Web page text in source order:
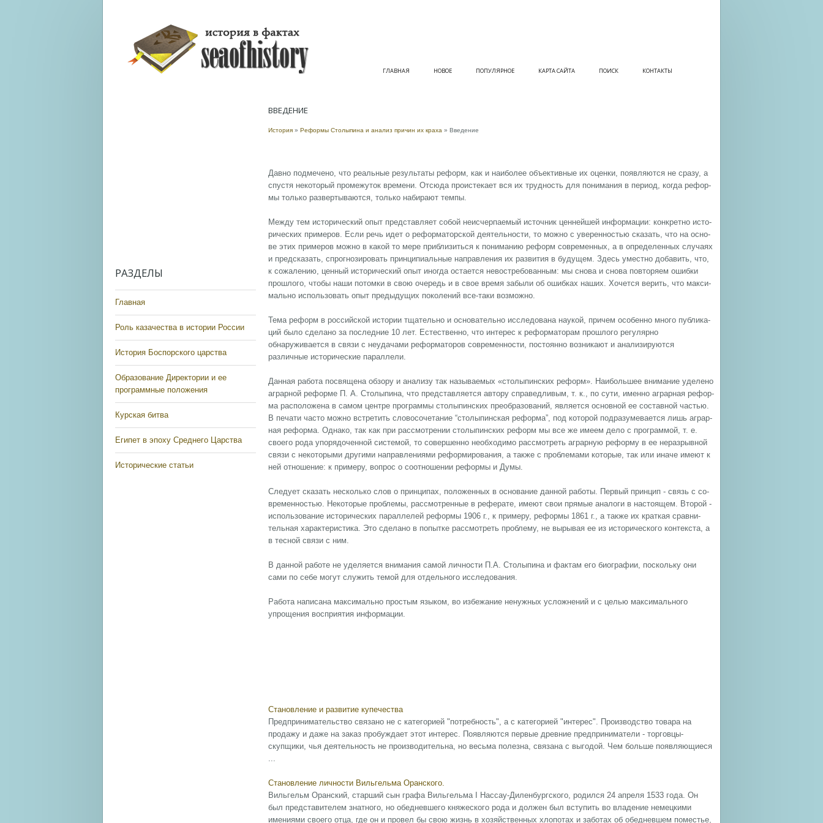
ГЛАВНАЯ НОВОЕ ПОПУЛЯРНОЕ КАРТА САЙТА ПОИСК КОНТАКТЫ
РАЗДЕЛЫ
Главная
Роль казачества в истории России
История Боспорского царства
Образование Директории и ее
программные положения
Курская битва
Египет в эпоху Среднего Царства
Исторические статьи
ВВЕ­ДЕ­НИЕ
История » Реформы Столыпина и анализ причин их краха » Вве­де­ние
Дав­но под­ме­че­но, что ре­аль­ные ре­зуль­та­ты ре­форм, как и наи­бо­лее объ­ек­тив­ные их оцен­ки, по­яв­ля­ют­ся не сра­зу, а
спус­тя не­ко­то­рый про­ме­жу­ток вре­ме­ни. От­сю­да про­ис­те­ка­ет вся их труд­ность для по­ни­ма­ния в пе­ри­од, ко­гда ре­фор­
мы толь­ко раз­вер­ты­ва­ют­ся, толь­ко на­би­ра­ют тем­пы.
Ме­ж­ду тем ис­то­ри­че­ский опыт пред­став­ля­ет со­бой не­ис­чер­пае­мый ис­точ­ник цен­ней­шей ин­фор­ма­ции: кон­крет­но ис­то­
ри­че­ских при­ме­ров. Ес­ли речь идет о ре­фор­ма­тор­ской дея­тель­но­сти, то мож­но с уве­рен­но­стью ска­зать, что на ос­но­
ве этих при­ме­ров мож­но в ка­кой то ме­ре при­бли­зить­ся к по­ни­ма­нию ре­форм со­вре­мен­ных, а в оп­ре­де­лен­ных слу­ча­ях
и пред­ска­зать, спрог­но­зи­ро­вать прин­ци­пи­аль­ные на­прав­ле­ния их раз­ви­тия в бу­ду­щем. Здесь уме­ст­но до­ба­вить, что,
к со­жа­ле­нию, цен­ный ис­то­ри­че­ский опыт ино­гда ос­та­ет­ся не­вос­тре­бо­ван­ным: мы сно­ва и сно­ва по­вто­ря­ем ошиб­ки
про­шло­го, что­бы на­ши по­том­ки в свою оче­редь и в свое вре­мя за­бы­ли об ошиб­ках на­ших. Хо­чет­ся ве­рить, что мак­си­
маль­но ис­поль­зо­вать опыт пре­ды­ду­щих по­ко­ле­ний все-та­ки воз­мож­но.
Те­ма реформ в российской истории тщательно и основательно ис­сле­до­ва­на нау­кой, при­чем осо­бен­но мно­го пуб­ли­ка­
ций бы­ло сде­ла­но за по­след­ние 10 лет. Естественно, что ин­те­рес к ре­фор­ма­то­рам про­шло­го регулярно
обнаруживается в свя­зи с не­уда­ча­ми ре­фор­ма­то­ров со­вре­мен­но­сти, постоянно возникают и анализируются
различные исторические параллели.
Данная работа посвящена обзору и анализу так называемых «столыпинских реформ». Наибольшее внимание уделено
аграрной реформе П. А. Сто­лы­пи­на, что представляется автору справедливым, т. к., по сути, имен­но аг­рар­ная ре­фор­
ма рас­по­ло­же­на в са­мом цен­тре про­грам­мы сто­лы­пин­ских пре­об­ра­зо­ва­ний, яв­ля­ет­ся ос­нов­ной ее со­став­ной ча­стью.
В пе­ча­ти час­то мож­но встре­тить сло­во­со­че­та­ние “сто­лы­пин­ская ре­фор­ма”, под ко­то­рой подразумевается лишь аг­рар­
ная ре­фор­ма. Однако, так как при рассмотрении столыпинских реформ мы все же име­ем де­ло с про­грам­мой, т. е.
сво­его ро­да упо­ря­до­чен­ной сис­те­мой, то со­вер­шен­но не­об­хо­ди­мо рас­смот­реть аг­рар­ную ре­фор­му в ее не­раз­рыв­ной
свя­зи с не­ко­то­ры­ми дру­ги­ми на­прав­ле­ния­ми ре­фор­ми­ро­ва­ния, а так­же с про­бле­ма­ми которые, так или ина­че име­ют к
ней от­но­ше­ние: к при­ме­ру, во­прос о со­от­но­ше­нии ре­фор­мы и Ду­мы.
Следует ска­зать не­сколь­ко слов о прин­ци­пах, положенных в основание данной работы. Пер­вый прин­цип - связь с со­
вре­мен­но­стью. Не­ко­то­рые про­бле­мы, рас­смот­рен­ные в ре­фе­ра­те, име­ют свои пря­мые ана­ло­ги в на­стоя­щем. Вто­рой -
ис­поль­зо­ва­ние ис­то­ри­че­ских па­рал­ле­лей ре­фор­мы 1906 г., к при­ме­ру, ре­фор­мы 1861 г., а так­же их крат­кая срав­ни­
тель­ная ха­рак­те­ри­сти­ка. Это сделано в попытке рас­смот­реть про­бле­му, не вы­ры­вая ее из ис­то­ри­че­ско­го кон­тек­ста, а
в тес­ной свя­зи с ним.
В данной работе не уделяется внимания самой личности П.А. Столыпина и фактам его биографии, поскольку они
сами по себе могут служить темой для отдельного исследования.
Работа написана максимально простым языком, во избежание ненужных усложнений и с целью максимального
упрощения восприятия информации.
Становление и развитие купечества
Предпринимательство связано не с категорией "потребность", а с категорией "интерес". Производство товара на
продажу и даже на заказ пробуждает этот интерес. Появляются первые древние предприниматели - торговцы-
скупщики, чья деятельность не производительна, но весьма полезна, связана с выгодой. Чем больше появляющиеся
...
Становление личности Вильгельма Оранского.
Вильгельм Оранский, старший сын графа Вильгельма I Нассау-Диленбургского, родился 24 апреля 1533 года. Он
был представителем знатного, но обедневшего княжеского рода и должен был вступить во владение немецкими
имениями своего отца, где он и провел бы свою жизнь в хозяйственных хлопотах и заботах об обедневшем поместье,